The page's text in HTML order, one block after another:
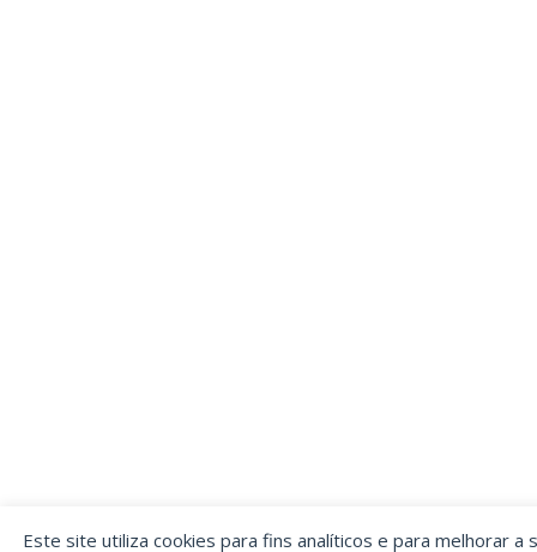
Este site utiliza cookies para fins analíticos e para melhorar a